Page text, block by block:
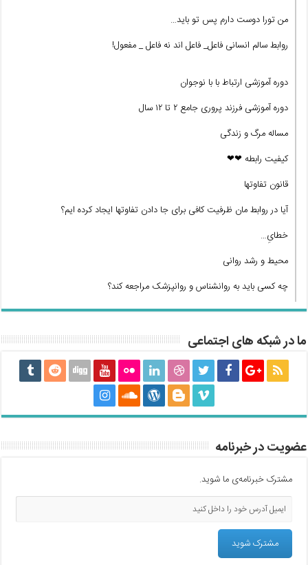
من تورا دوست دارم پس تو باید…
روابط سالم انسانی فاعل_ فاعل اند نه فاعل _ مفعول!
دوره آموزشی ارتباط با با نوجوان
دوره آموزشی فرزند پروری جامع ۲ تا ۱۲ سال
مساله مرگ و زندگی
کیفیت رابطه ❤❤
قانون تفاوتها
آیا در روابط مان ظرفیت کافی برای جا دادن تفاوتها ایجاد کرده ایم؟
خطایِ…
محیط و رشد روانی
چه کسی باید به روانشناس و روانپزشک مراجعه کند؟
ما در شبکه های اجتماعی
عضویت در خبرنامه
مشترک خبرنامه‌ی ما شوید.